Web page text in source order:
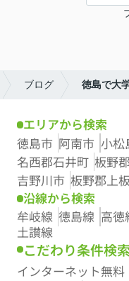
ブログ 徳島で大
エリアから検索
徳島市 阿南市 小松
名西郡石井町 板野
吉野川市 板野郡上
沿線から検索
牟岐線 徳島線 高徳
土讃線
こだわり条件検索
インターネット無料